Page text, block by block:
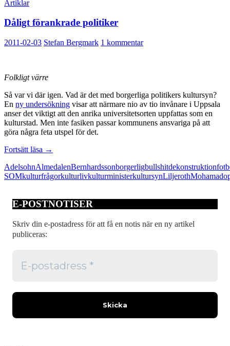
Artiklar
Dåligt förankrade politiker
2011-02-03 Stefan Bergmark 1 kommentar
Folkligt värre
Så var vi där igen. Vad är det med borgerliga politikers kultursyn?
En ny undersökning visar att närmare nio av tio invånare i Uppsala
anser det viktigt att den anrika universitetsorten uppfattas som en
kulturstad. Men inte fasiken passar kommunens ansvariga på att
göra några feta utspel för det.
Fortsätt läsa Dåligt
politiker
→
AdelsohnAlmedalenBernhardssonborgerligbullshitdekonstruktion
SOMkulturfrågorkulturlivkulturministerkultursynLiljerothMohamad
E-POSTNOTISER
Skriv din e-postadress för att få en notis när en ny artikel
publiceras: